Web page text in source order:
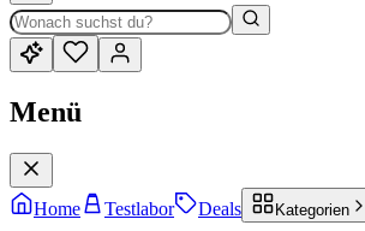
Menü
Home Testlabor Deals Kategorien